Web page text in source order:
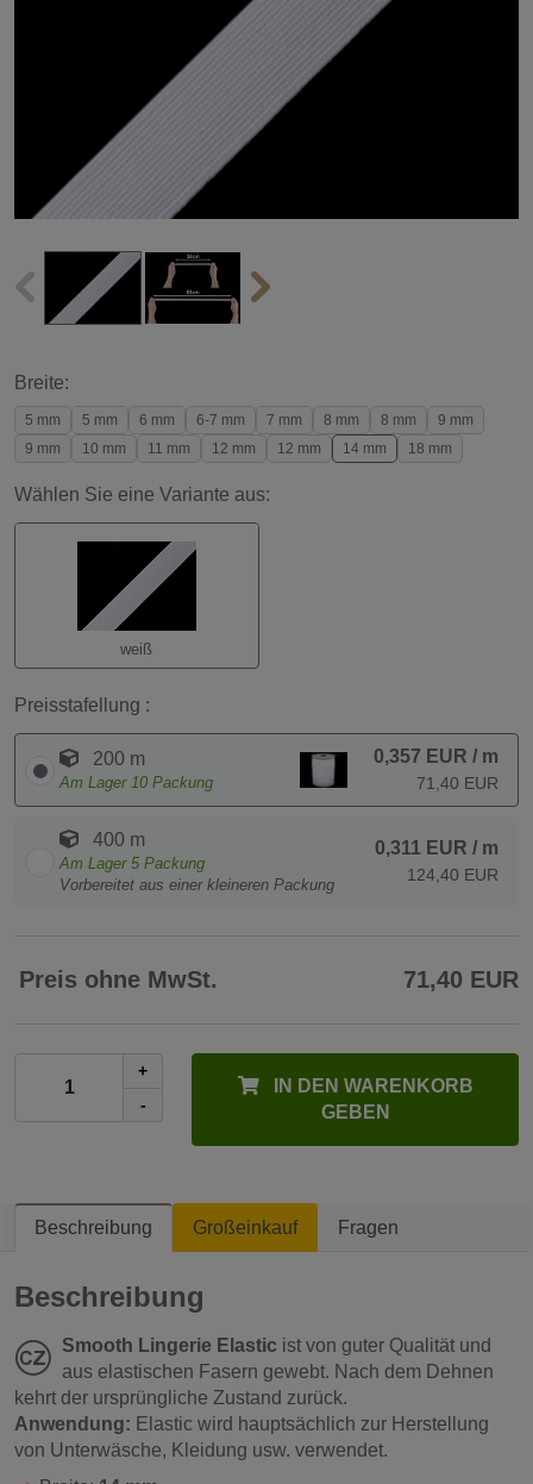
Breite:
5 mm 5 mm 6 mm 6-7 mm 7 mm 8 mm 8 mm
9 mm
9 mm
10 mm 11 mm 12 mm 12 mm 14 mm 18 mm
Wählen Sie eine Variante aus:
weiß
Preisstafellung :
200 m
Am Lager 10 Packung
0,357 EUR / m
71,40 EUR
400 m
Am Lager 5 Packung
Vorbereitet aus einer kleineren Packung
0,311 EUR / m
124,40 EUR
Preis ohne MwSt. 71,40 EUR
+
-
IN DEN WARENKORB
GEBEN
Beschreibung Großeinkauf Fragen
Beschreibung
Smooth Lingerie Elastic ist von guter Qualität und
aus elastischen Fasern gewebt. Nach dem Dehnen
kehrt der ursprüngliche Zustand zurück.
Anwendung: Elastic wird hauptsächlich zur Herstellung
von Unterwäsche, Kleidung usw. verwendet.